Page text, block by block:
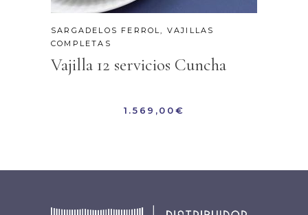
SARGADELOS FERROL, VAJILLAS
COMPLETAS
Vajilla 12 servicios Cuncha
1.569,00€